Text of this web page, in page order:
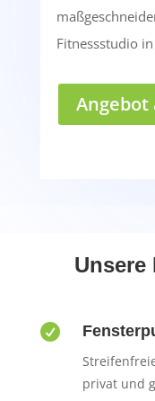
Fitnessstudio

privat und